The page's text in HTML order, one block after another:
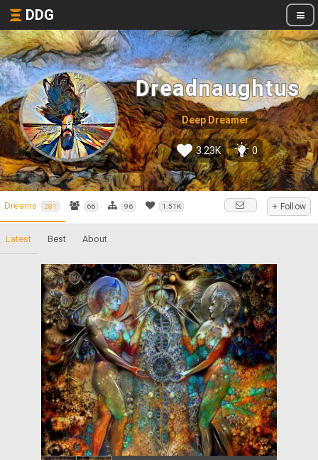
DDG
Dreadnaughtus
Deep Dreamer
3.23K 0
Dreams 281 66 96 1.51K + Follow
Latest Best About